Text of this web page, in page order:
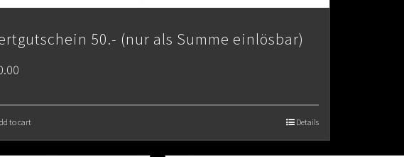
50.- (nur als Summe einlösbar)
to cart Details